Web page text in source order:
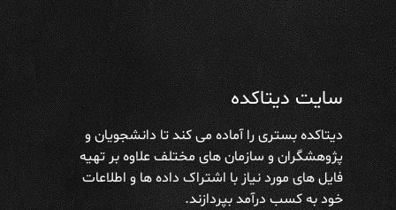
سایت دیتاکده
دیتاکده بستری را آماده می کند تا دانشجویان و
پژوهشگران و سازمان های مختلف علاوه بر تهیه
فایل های مورد نیاز با اشتراک داده ها و اطلاعات
خود به کسب درآمد بپردازند.